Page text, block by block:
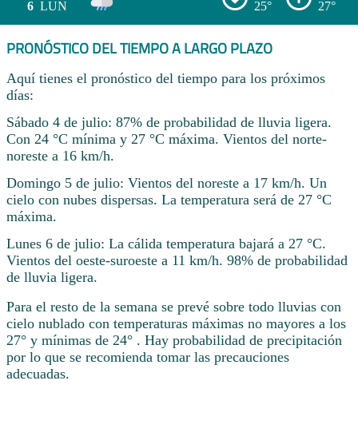
6 LUN 25° 27°
PRONÓSTICO DEL TIEMPO A LARGO PLAZO
Aquí tienes el pronóstico del tiempo para los próximos
días:
Sábado 4 de julio: 87% de probabilidad de lluvia ligera.
Con 24 °C mínima y 27 °C máxima. Vientos del norte-
noreste a 16 km/h.
Domingo 5 de julio: Vientos del noreste a 17 km/h. Un
cielo con nubes dispersas. La temperatura será de 27 °C
máxima.
Lunes 6 de julio: La cálida temperatura bajará a 27 °C.
Vientos del oeste-suroeste a 11 km/h. 98% de probabilidad
de lluvia ligera.
Para el resto de la semana se prevé sobre todo lluvias con
cielo nublado con temperaturas máximas no mayores a los
27° y mínimas de 24° . Hay probabilidad de precipitación
por lo que se recomienda tomar las precauciones
adecuadas.